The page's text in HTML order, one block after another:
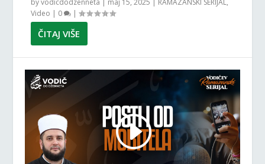
byvodicdodzenneta | maj 15, 2025 | RAMAZANSKI SERIJAL,
Video | 0 |
ČITAJ VIŠE